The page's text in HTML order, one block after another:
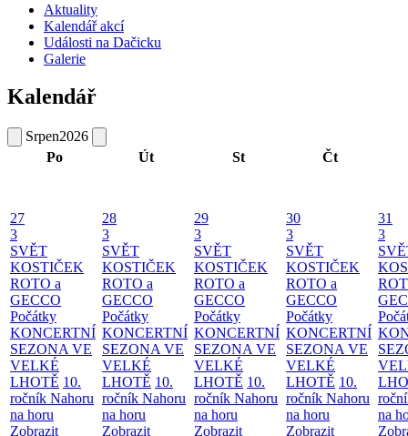
Aktuality
Kalendář akcí
Události na Dačicku
Galerie
Kalendář
Srpen2026
Po
Út St Čt
27
3
SVĚT
KOSTIČEK
ROTO a
GECCO
Počátky
KONCERTNÍ
SEZONA VE
VELKÉ
LHOTĚ 10.
ročník Nahoru
na horu
Zobrazit
28
3
SVĚT
KOSTIČEK
ROTO a
GECCO
Počátky
KONCERTNÍ
SEZONA VE
VELKÉ
LHOTĚ 10.
ročník Nahoru
na horu
Zobrazit
29
3
SVĚT
KOSTIČEK
ROTO a
GECCO
Počátky
KONCERTNÍ
SEZONA VE
VELKÉ
LHOTĚ 10.
ročník Nahoru
na horu
Zobrazit
30
3
SVĚT
KOSTIČEK
ROTO a
GECCO
Počátky
KONCERTNÍ
SEZONA VE
VELKÉ
LHOTĚ 10.
ročník Nahoru
na horu
Zobrazit
31
3
na